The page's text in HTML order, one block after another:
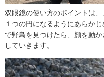
双眼鏡の使い方のポイントは
１つの円になるようにあらか
で野鳥を見つけたら、顔を動
していきます。